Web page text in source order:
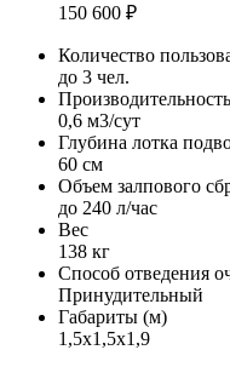
150 600 ₽
Количество
до 3 чел.
Производительность
0,6 м3/сут
Глубина лотка
60 см
Объем залпового
до 240 л/час
Вес
138 кг
Способ отведения
Принудительный
Габариты (м)
1,5х1,5х1,9